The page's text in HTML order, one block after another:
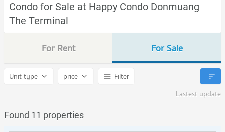
Condo for Sale at Happy Condo Donmuang
The Terminal
For Rent For Sale
Unit type price
Filter
Lastest update
Found 11 properties